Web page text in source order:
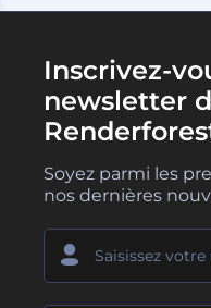
Inscrivez-
newsletter
Soyez parmi les
nos dernières